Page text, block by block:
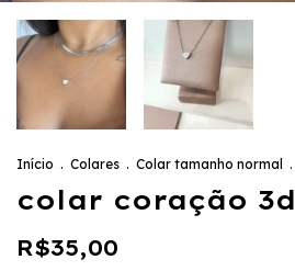
Início . Colares . Colar tamanho normal .
colar coração 3d
R$35,00